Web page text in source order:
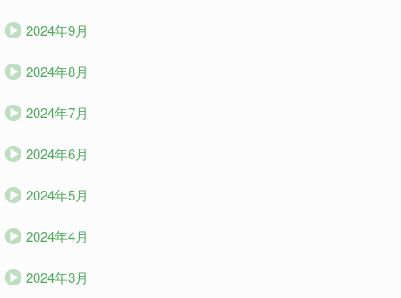
2024年9月
2024年8月
2024年7月
2024年6月
2024年5月
2024年4月
2024年3月